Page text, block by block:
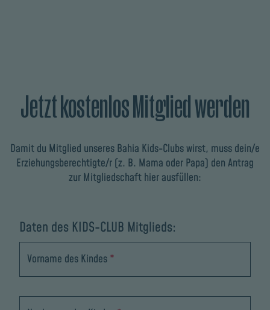
Jetzt kostenlos Mitglied werden
Damit du Mitglied unseres Bahia Kids-Clubs wirst, muss dein/e
Erziehungsberechtigte/r (z. B. Mama oder Papa) den Antrag
zur Mitgliedschaft hier ausfüllen:
Daten des KIDS-CLUB Mitglieds:
Vorname des Kindes *